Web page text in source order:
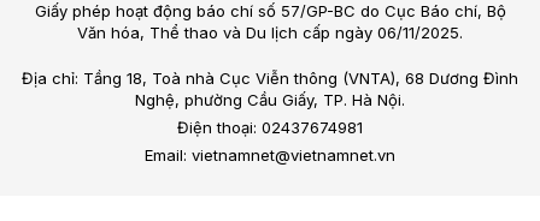
Giấy phép hoạt động báo chí số 57/GP-BC do Cục Báo chí, Bộ
Văn hóa, Thể thao và Du lịch cấp ngày 06/11/2025.
Địa chỉ: Tầng 18, Toà nhà Cục Viễn thông (VNTA), 68 Dương Đình
Nghệ, phường Cầu Giấy, TP. Hà Nội.
Điện thoại: 02437674981
Email: vietnamnet@vietnamnet.vn